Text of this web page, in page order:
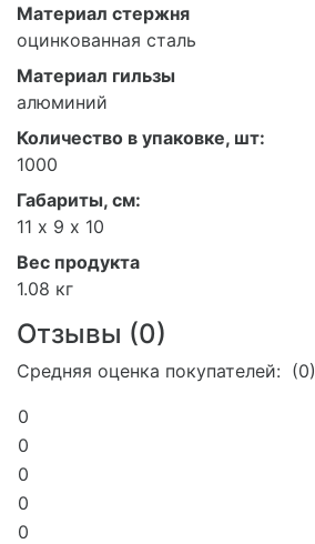
Материал стержня
оцинкованная сталь
Материал гильзы
алюминий
Количество в упаковке, шт:
1000
Габариты, см:
11 х 9 х 10
Вес продукта
1.08 кг
Отзывы (0)
Средняя оценка покупателей: (0)
0
0
0
0
0